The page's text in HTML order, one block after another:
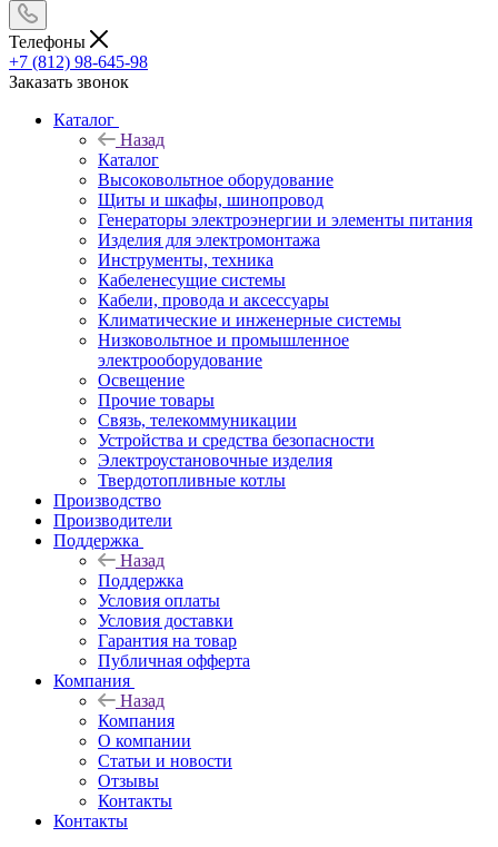
Телефоны
+7 (812) 98-645-98
Заказать звонок
Каталог
Назад
Каталог
Высоковольтное оборудование
Щиты и шкафы, шинопровод
Генераторы электроэнергии и элементы питания
Изделия для электромонтажа
Инструменты, техника
Кабеленесущие системы
Кабели, провода и аксессуары
Климатические и инженерные системы
Низковольтное и промышленное
электрооборудование
Освещение
Прочие товары
Связь, телекоммуникации
Устройства и средства безопасности
Электроустановочные изделия
Твердотопливные котлы
Производство
Производители
Поддержка
Назад
Поддержка
Условия оплаты
Условия доставки
Гарантия на товар
Публичная офферта
Компания
Назад
Компания
О компании
Статьи и новости
Отзывы
Контакты
Контакты